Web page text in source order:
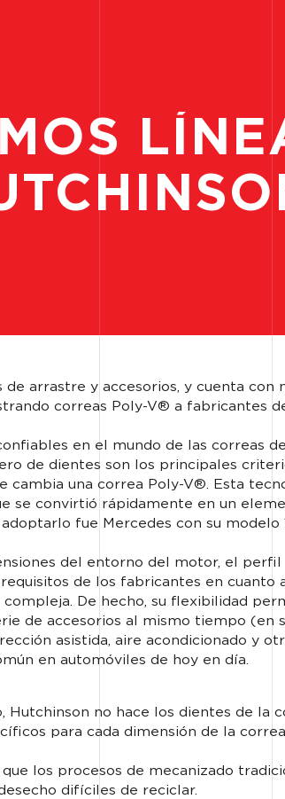
arrastre y accesorios, y cuenta con
correas Poly-V® a fabricantes
en el mundo de las correas de
de dientes son los principales
cambia una correa Poly-V®. Esta
se convirtió rápidamente en un
fue Mercedes con su modelo
del entorno del motor, el perfil
de los fabricantes en cuanto
De hecho, su flexibilidad
de accesorios al mismo tiempo (en
asistida, aire acondicionado y
en automóviles de hoy en día.
no hace los dientes de la
para cada dimensión de la
los procesos de mecanizado
difíciles de reciclar.